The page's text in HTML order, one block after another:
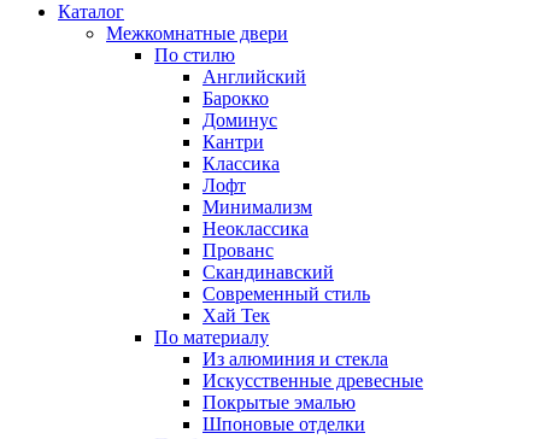
Каталог
Межкомнатные двери
По стилю
Английский
Барокко
Доминус
Кантри
Классика
Лофт
Минимализм
Неоклассика
Прованс
Скандинавский
Современный стиль
Хай Тек
По материалу
Из алюминия и стекла
Искусственные древесные
Покрытые эмалью
Шпоновые отделки